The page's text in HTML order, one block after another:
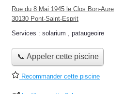
Rue du 8 Mai 1945 le Clos Bon-Aure
30130 Pont-Saint-Esprit
Services : solarium , pataugeoire
📞 Appeler cette piscine
Recommander cette piscine